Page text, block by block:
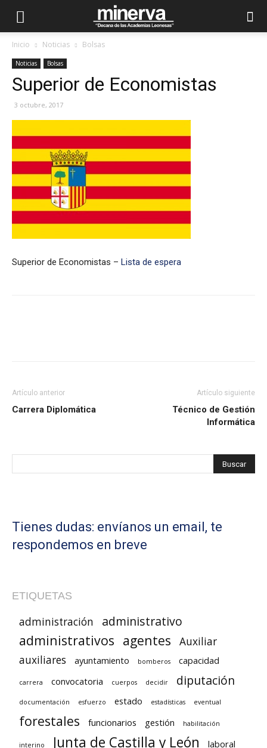
Inicio Noticias Bolsas
Noticias Bolsas
Superior de Economistas
3 octubre, 2017
Superior de Economistas – Lista de espera
Artículo anterior
Carrera Diplomática
Artículo siguiente
Técnico de Gestión
Informática
Tienes dudas: envíanos un email, te
respondemos en breve
ETIQUETAS
administración administrativo
administrativos agentes
Auxiliar
auxiliares
ayuntamiento bomberos capacidad
carrera convocatoria cuerpos decidir diputación
documentación esfuerzo estado estadísticas eventual
forestales funcionarios gestión habilitación
interino Junta de Castilla y León laboral